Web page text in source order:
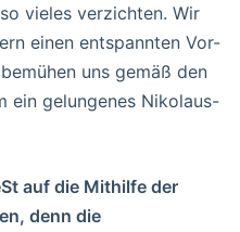
vieles verzichten. Wir
einen entspannten Vor-
uns gemäß den
ein gelungenes Nikolaus-
auf die Mithilfe der
denn die